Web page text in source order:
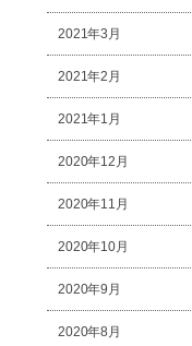
2021年3月
2021年2月
2021年1月
2020年12月
2020年11月
2020年10月
2020年9月
2020年8月